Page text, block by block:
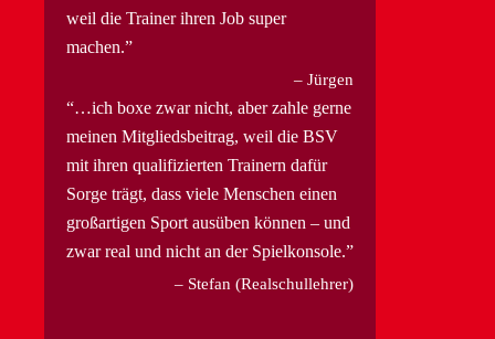
weil die Trainer ihren Job super
machen.
Jürgen
…ich boxe zwar nicht, aber zahle gerne
meinen Mitgliedsbeitrag, weil die BSV
mit ihren qualifizierten Trainern dafür
Sorge trägt, dass viele Menschen einen
großartigen Sport ausüben können – und
zwar real und nicht an der Spielkonsole.
Stefan (Realschullehrer)